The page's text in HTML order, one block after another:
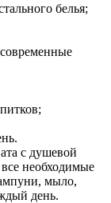
белья;
с душевой
необходимые
мыло,
день.